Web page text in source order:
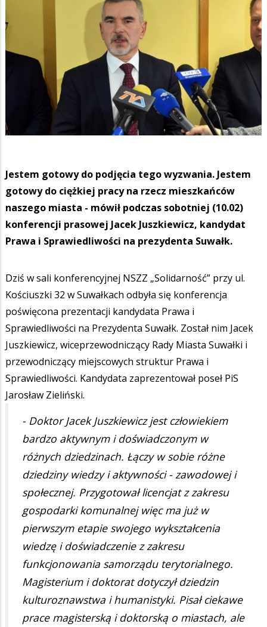
Jestem gotowy do podjęcia tego wyzwania. Jestem
gotowy do ciężkiej pracy na rzecz mieszkańców
naszego miasta - mówił podczas sobotniej (10.02)
konferencji prasowej Jacek Juszkiewicz, kandydat
Prawa i Sprawiedliwości na prezydenta Suwałk.
Dziś w sali konferencyjnej NSZZ „Solidarność” przy ul.
Kościuszki 32 w Suwałkach odbyła się konferencja
poświęcona prezentacji kandydata Prawa i
Sprawiedliwości na Prezydenta Suwałk. Został nim Jacek
Juszkiewicz, wiceprzewodniczący Rady Miasta Suwałki i
przewodniczący miejscowych struktur Prawa i
Sprawiedliwości. Kandydata zaprezentował poseł PiS
Jarosław Zieliński.
- Doktor Jacek Juszkiewicz jest człowiekiem
bardzo aktywnym i doświadczonym w
różnych dziedzinach. Łączy w sobie różne
dziedziny wiedzy i aktywności - zawodowej i
społecznej. Przygotował licencjat z zakresu
gospodarki komunalnej więc ma już w
pierwszym etapie swojego wykształcenia
wiedzę i doświadczenie z zakresu
funkcjonowania samorządu terytorialnego.
Magisterium i doktorat dotyczył dziedzin
kulturoznawstwa i humanistyki. Pisał ciekawe
prace magisterską i doktorską o miastach, ale